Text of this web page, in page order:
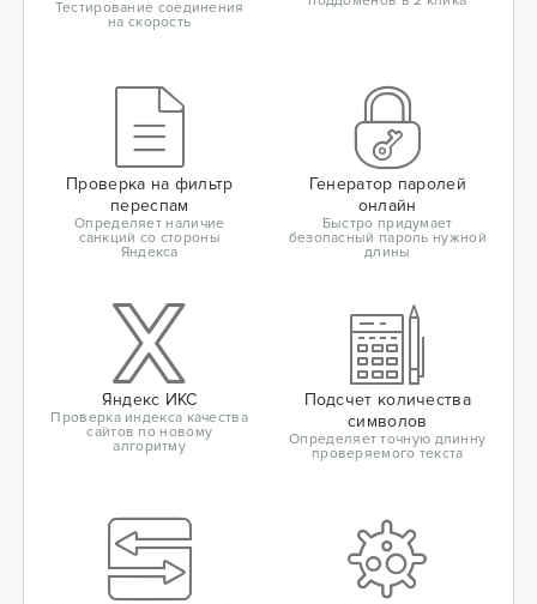
Тестирование соединения
на скорость
Проверка на фильтр
переспам
Определяет наличие
санкций со стороны
Яндекса
Генератор паролей
онлайн
Быстро придумает
безопасный пароль нужной
длины
Яндекс ИКС
Проверка индекса качества
сайтов по новому
алгоритму
Подсчет количества
символов
Определяет точную длинну
проверяемого текста